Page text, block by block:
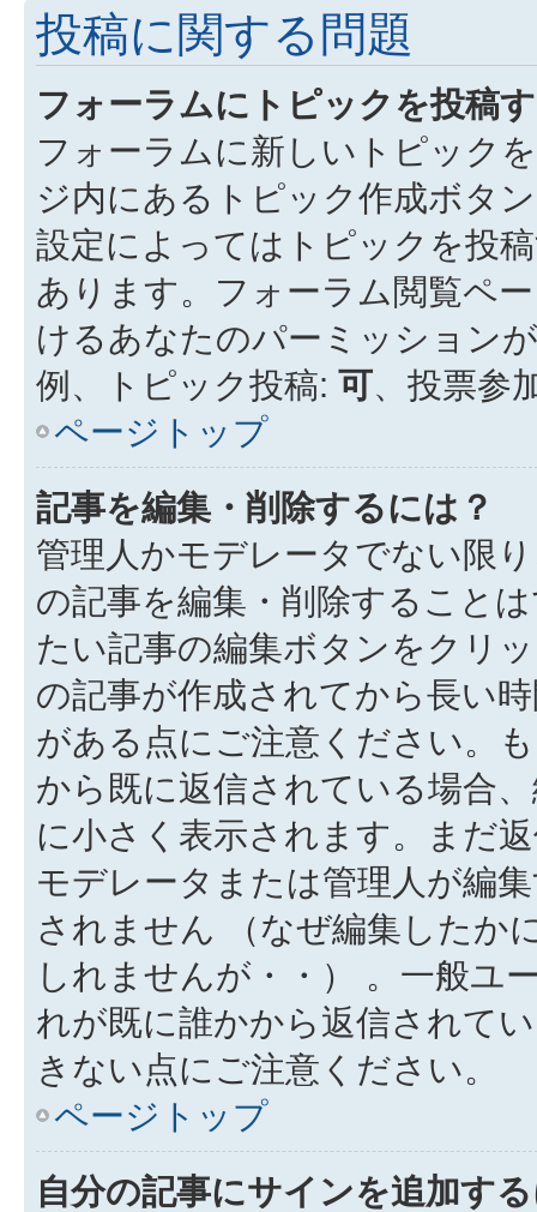
投稿に関する問題
フォーラムにトピックを投稿
フォーラムに新しいトピック
ジ内にあるトピック作成ボタ
設定によってはトピックを投
あります。フォーラム閲覧ペ
けるあなたのパーミッション
例、トピック投稿: 可、投票参
ページトップ
記事を編集・削除するには？
管理人かモデレータでない限
の記事を編集・削除すること
たい記事の編集ボタンをクリ
の記事が作成されてから長い
がある点にご注意ください。
から既に返信されている場合
に小さく表示されます。まだ
モデレータまたは管理人が編
されません （なぜ編集したか
しれませんが・・） 。一般ユ
れが既に誰かから返信されて
きない点にご注意ください。
ページトップ
自分の記事にサインを追加す